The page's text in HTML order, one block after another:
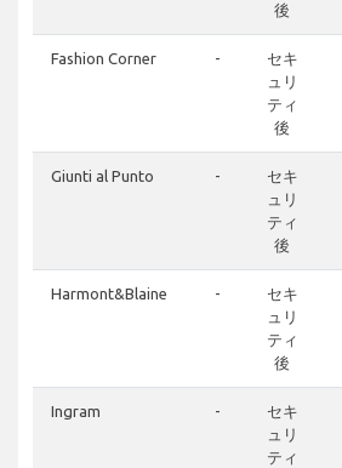
後
Fashion Corner -
セキ
ュリ
ティ
後
Giunti al Punto -
セキ
ュリ
ティ
後
Harmont&Blaine -
セキ
ュリ
ティ
後
Ingram -
セキ
ュリ
ティ